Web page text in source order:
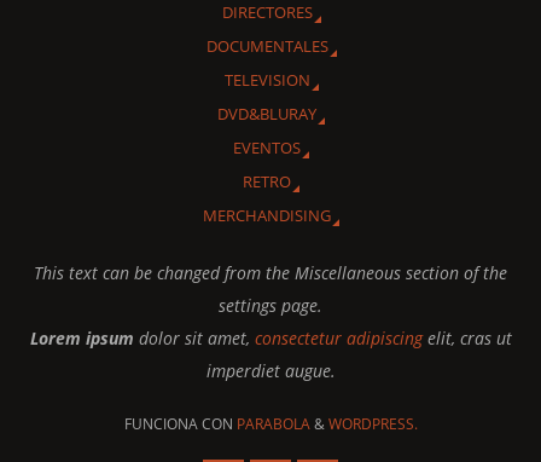
DIRECTORES
DOCUMENTALES
TELEVISION
DVD&BLURAY
EVENTOS
RETRO
MERCHANDISING
This text can be changed from the Miscellaneous section of the
settings page.
Lorem ipsum dolor sit amet, consectetur adipiscingelit, cras ut
imperdiet augue.
FUNCIONA CON PARABOLA&WORDPRESS.